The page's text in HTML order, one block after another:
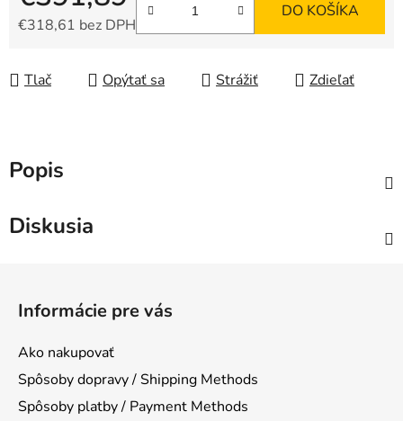
€318,61 bez DPH
DO KOŠÍKA
Tlač Opýtať sa Strážiť Zdieľať
Popis
Diskusia
Informácie pre vás
Ako nakupovať
Spôsoby dopravy / Shipping Methods
Spôsoby platby / Payment Methods